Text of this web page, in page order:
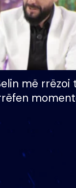
më rrëzoi
mëngjesit